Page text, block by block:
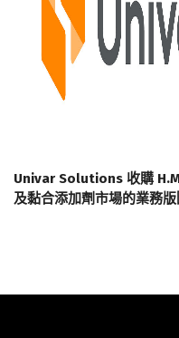
Univar Solutions 收購
及黏合添加劑市場的業務版